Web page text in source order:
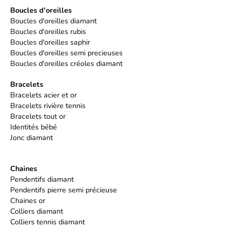
Boucles d'oreilles
Boucles d'oreilles diamant
Boucles d'oreilles rubis
Boucles d'oreilles saphir
Boucles d'oreilles semi precieuses
Boucles d'oreilles créoles diamant
Bracelets
Bracelets acier et or
Bracelets rivière tennis
Bracelets tout or
Identités bébé
Jonc diamant
Chaines
Pendentifs diamant
Pendentifs pierre semi précieuse
Chaines or
Colliers diamant
Colliers tennis diamant